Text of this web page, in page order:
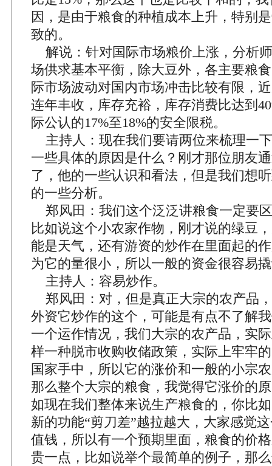
因，是由于粮食的种植成本上升，特别
致的。
解说：针对国际市场粮价上涨，分析
场供求基本平衡，除大豆外，各主要粮
际市场波动对国内市场冲击比较有限，
连年丰收，库存充裕，库存消费比达到
际公认的17%至18%的安全限税。
主持人：现在我们要请两位来梳理一
一些具体的原因是什么？刚才那位朋友
了，他的一些认识和看法，但是我们想
的一些分析。
郑风田：我们这个泛泛讲粮食一定要
比如说这个小农家作物，刚才说的绿豆
能是天气，还有游资的炒作在里面起的
为它的量很小，所以一般的资金很容易
主持人：容易炒作。
郑风田：对，但是真正大宗的农产品
外资它炒作的这个，可能是有点不了解
一个运作情况，我们大宗的农产品，实
样一种脱市收购收储政策，实际上牢牢
国家手中，所以它的涨价和一般的小宗
那么整个大宗的粮食，我觉得它涨价的
如现在我们整体来说生产粮食的，你比
新的功能“剪刀差”越拉越大，大家感觉
值钱，所以有一个预期里面，粮食的价
贵一点，比如说举个最简单的例子，那